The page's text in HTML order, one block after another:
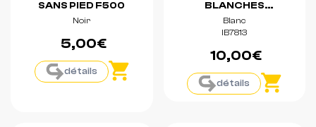
SANS PIED F500
Noir
5,00€
détails
BLANCHES
MILANO 23
Blanc
IB7813
10,00€
détails